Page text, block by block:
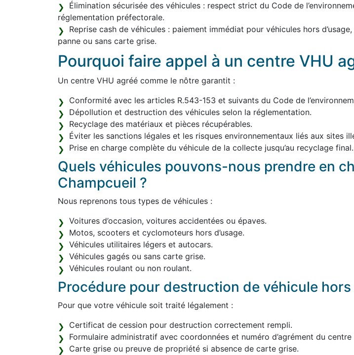
Élimination sécurisée des véhicules : respect strict du Code de
réglementation préfectorale.
Reprise cash de véhicules : paiement immédiat pour véhicules hors
panne ou sans carte grise.
Pourquoi faire appel à un centre VHU
Un centre VHU agréé comme le nôtre garantit :
Conformité avec les articles R.543-153 et suivants du Code de
Dépollution et destruction des véhicules selon la réglementation.
Recyclage des matériaux et pièces récupérables.
Éviter les sanctions légales et les risques environnementaux liés aux sites
Prise en charge complète du véhicule de la collecte jusqu’au recyclage final.
Quels véhicules pouvons-nous prendre en
Champcueil ?
Nous reprenons tous types de véhicules :
Voitures d’occasion, voitures accidentées ou épaves.
Motos, scooters et cyclomoteurs hors d’usage.
Véhicules utilitaires légers et autocars.
Véhicules gagés ou sans carte grise.
Véhicules roulant ou non roulant.
Procédure pour destruction de véhicule hors
Pour que votre véhicule soit traité légalement :
Certificat de cession pour destruction correctement rempli.
Formulaire administratif avec coordonnées et numéro d’agrément du centre
Carte grise ou preuve de propriété si absence de carte grise.